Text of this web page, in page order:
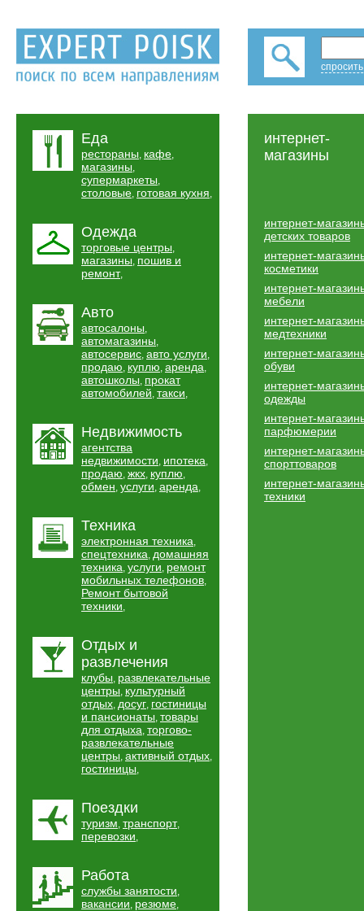
Еда
рестораны, кафе,
магазины,
супермаркеты,
столовые, готовая кухня,
Одежда
торговые центры,
магазины, пошив и
ремонт,
Авто
автосалоны,
автомагазины,
автосервис, авто услуги,
продаю, куплю, аренда,
автошколы, прокат
автомобилей, такси,
Недвижимость
агентства
недвижимости, ипотека,
продаю, жкх, куплю,
обмен, услуги, аренда,
Техника
электронная техника,
спецтехника, домашняя
техника, услуги, ремонт
мобильных телефонов,
Ремонт бытовой
техники,
Отдых и
развлечения
клубы, развлекательные
центры, культурный
отдых, досуг, гостиницы
и пансионаты, товары
для отдыха, торгово-
развлекательные
центры, активный отдых,
гостиницы,
Поездки
туризм, транспорт,
перевозки,
Работа
службы занятости,
вакансии, резюме,
интернет-
магазины
интернет-
детских товаров
интернет-
косметики
интернет-
мебели
интернет-
медтехники
интернет-
обуви
интернет-
одежды
интернет-
парфюмерии
интернет-
спорттоваров
интернет-
техники